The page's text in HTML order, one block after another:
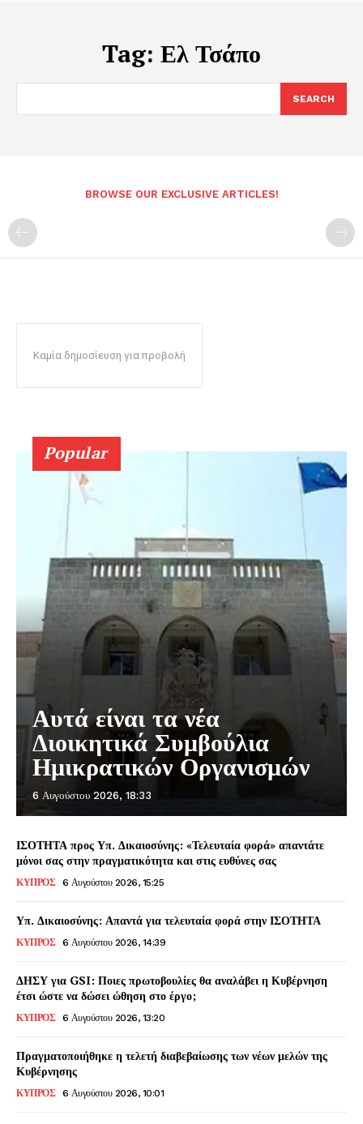
Tag: Ελ Τσάπο
SEARCH
BROWSE OUR EXCLUSIVE ARTICLES!
Καμία δημοσίευση για προβολή
Popular
Αυτά είναι τα νέα
Διοικητικά Συμβούλια
Ημικρατικών Οργανισμών
6 Αυγούστου 2026, 18:33
ΙΣΟΤΗΤΑ προς Υπ. Δικαιοσύνης: «Τελευταία φορά» απαντάτε
μόνοι σας στην πραγματικότητα και στις ευθύνες σας
ΚΥΠΡΟΣ 6 Αυγούστου 2026, 15:25
Υπ. Δικαιοσύνης: Απαντά για τελευταία φορά στην ΙΣΟΤΗΤΑ
ΚΥΠΡΟΣ 6 Αυγούστου 2026, 14:39
ΔΗΣΥ για GSI: Ποιες πρωτοβουλίες θα αναλάβει η Κυβέρνηση
έτσι ώστε να δώσει ώθηση στο έργο;
ΚΥΠΡΟΣ 6 Αυγούστου 2026, 13:20
Πραγματοποιήθηκε η τελετή διαβεβαίωσης των νέων μελών της
Κυβέρνησης
ΚΥΠΡΟΣ 6 Αυγούστου 2026, 10:01